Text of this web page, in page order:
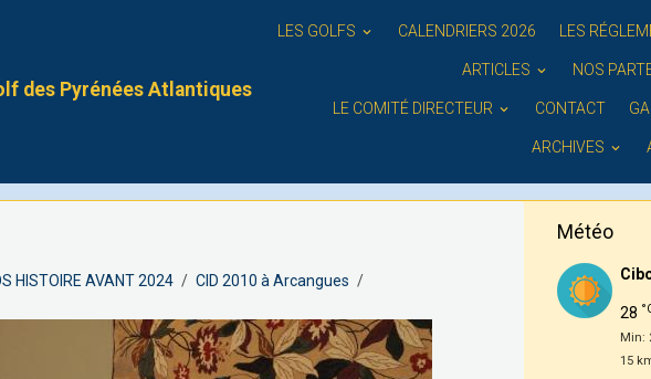
des Pyrénées Atlantiques
LES GOLFS CALENDRIERS 2026 LES
ARTICLES NOS
LE COMITÉ DIRECTEUR CONTACT
ARCHIVES
HISTOIRE AVANT 2024 CID 2010 à Arcangues
Météo
28
Min:
15